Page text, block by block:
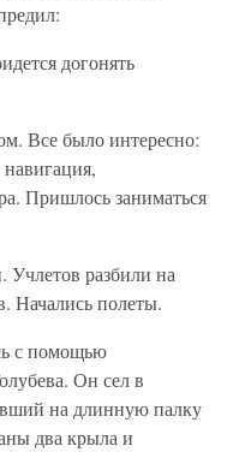
догонять
Все было интересно:
Пришлось заниматься
Учлетов разбили на
Начались полеты.
с помощью
Он сел в
на длинную палку
два крыла и